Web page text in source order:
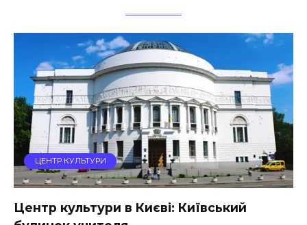
ЦЕНТР КУЛЬТУРИ
Центр культури в Києві: Київський